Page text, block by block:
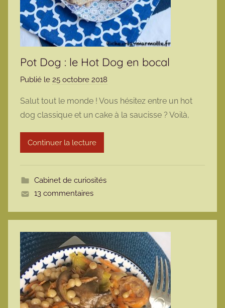
Pot Dog : le Hot Dog en bocal
Publié le 25 octobre 2018
r
m
e
Salut tout le monde ! Vous hésitez entre un hot
dog classique et un cake à la saucisse ? Voilà,
Continuer la lecture
Cabinet de curiosités
13 commentaires